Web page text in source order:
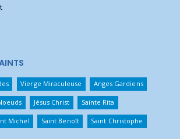
Vierge Miraculeuse Anges Gardiens
Jésus Christ Sainte Rita
Michel Saint Benoît Saint Christophe